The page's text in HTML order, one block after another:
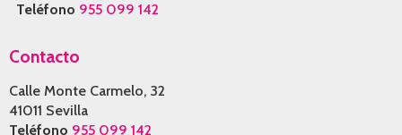
Teléfono 955 099 142
Contacto
Calle Monte Carmelo, 32
41011 Sevilla
Teléfono 955 099 142